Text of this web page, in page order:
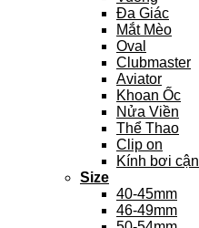
Đa Giác
Mắt Mèo
Oval
Clubmaster
Aviator
Khoan Ốc
Nửa Viền
Thể Thao
Clip on
Kính bơi cận
Size
40-45mm
46-49mm